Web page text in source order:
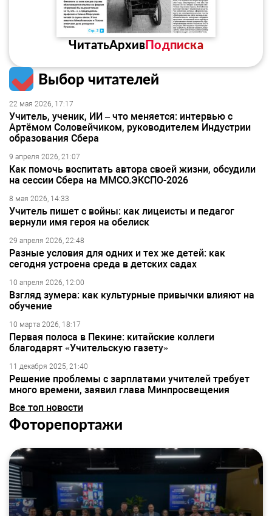
ЧитатьАрхивПодписка
Выбор читателей
22 мая 2026, 17:17
Учитель, ученик, ИИ – что меняется: интервью с
Артёмом Соловейчиком, руководителем Индустрии
образования Сбера
9 апреля 2026, 21:07
Как помочь воспитать автора своей жизни, обсудили
на сессии Сбера на ММСО.ЭКСПО-2026
8 мая 2026, 14:33
Учитель пишет с войны: как лицеисты и педагог
вернули имя героя на обелиск
29 апреля 2026, 22:48
Разные условия для одних и тех же детей: как
сегодня устроена среда в детских садах
10 апреля 2026, 12:00
Взгляд зумера: как культурные привычки влияют на
обучение
10 марта 2026, 18:17
Первая полоса в Пекине: китайские коллеги
благодарят «Учительскую газету»
11 декабря 2025, 21:40
Решение проблемы с зарплатами учителей требует
много времени, заявил глава Минпросвещения
Все топ новости
Фоторепортажи